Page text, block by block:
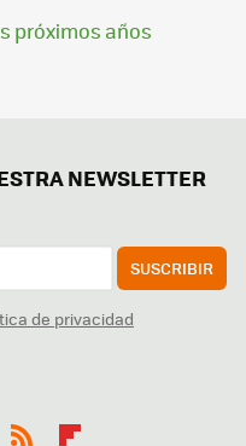
próximos años
NEWSLETTER
SUSCRIBIR
de privacidad